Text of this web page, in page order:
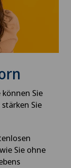
Sie
Sie
Sie ohne